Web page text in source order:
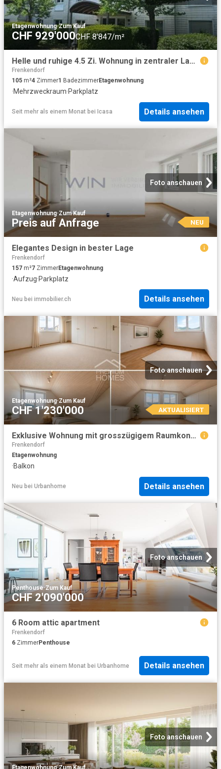
Etagenwohnung·Zum Kauf
CHF 929'000CHF 8'847/m²
Helle und ruhige 4.5 Zi. Wohnung in zentraler Lage inkl. Hobbyraum und Tiefgaragenplatz
Frenkendorf
105 m²4 Zimmer1 BadezimmerEtagenwohnung
·Mehrzweckraum·Parkplatz
Seit mehr als einem Monat bei Icasa Details ansehen
Foto anschauen
Etagenwohnung·Zum Kauf
Preis auf Anfrage NEU
Elegantes Design in bester Lage
Frenkendorf
157 m²7 ZimmerEtagenwohnung
·Aufzug·Parkplatz
Neu bei immobilier.ch Details ansehen
Foto anschauen
Etagenwohnung·Zum Kauf
CHF 1'230'000 AKTUALISIERT
Exklusive Wohnung mit grosszügigem Raumkonzept
Frenkendorf
Etagenwohnung
·Balkon
Neu bei Urbanhome Details ansehen
Foto anschauen
Penthouse·Zum Kauf
CHF 2'090'000
6 Room attic apartment
Frenkendorf
6 ZimmerPenthouse
Seit mehr als einem Monat bei Urbanhome Details ansehen
Foto anschauen
Etagenwohnung·Zum Kauf